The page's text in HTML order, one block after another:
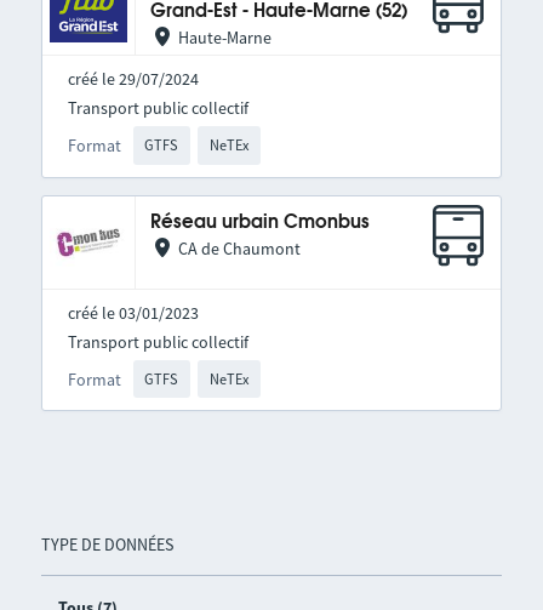
TYPE DE DONNÉES
Grand-Est - Haute-Marne (52)
Haute-Marne
créé le 29/07/2024
Format GTFS NeTEx
Transport public collectif
Réseau urbain Cmonbus
CA de Chaumont
créé le 03/01/2023
Format GTFS NeTEx
Transport public collectif